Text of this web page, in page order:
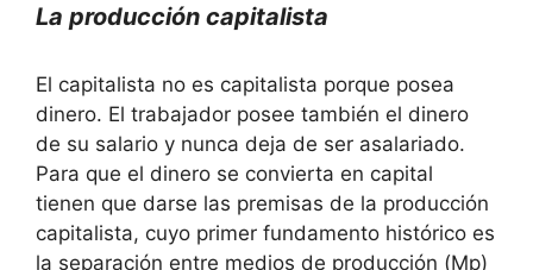
La producción capitalista
El capitalista no es capitalista porque posea
dinero. El trabajador posee también el dinero
de su salario y nunca deja de ser asalariado.
Para que el dinero se convierta en capital
tienen que darse las premisas de la producción
capitalista, cuyo primer fundamento histórico es
la separación entre medios de producción (Mp)